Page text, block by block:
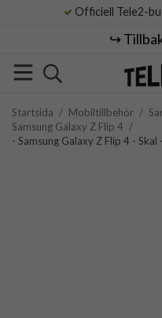
Officiell Tele2-
↪️
Startsida / Mobiltillbehör /
Samsung Galaxy Z Flip 4 /
- Samsung Galaxy Z Flip 4 -